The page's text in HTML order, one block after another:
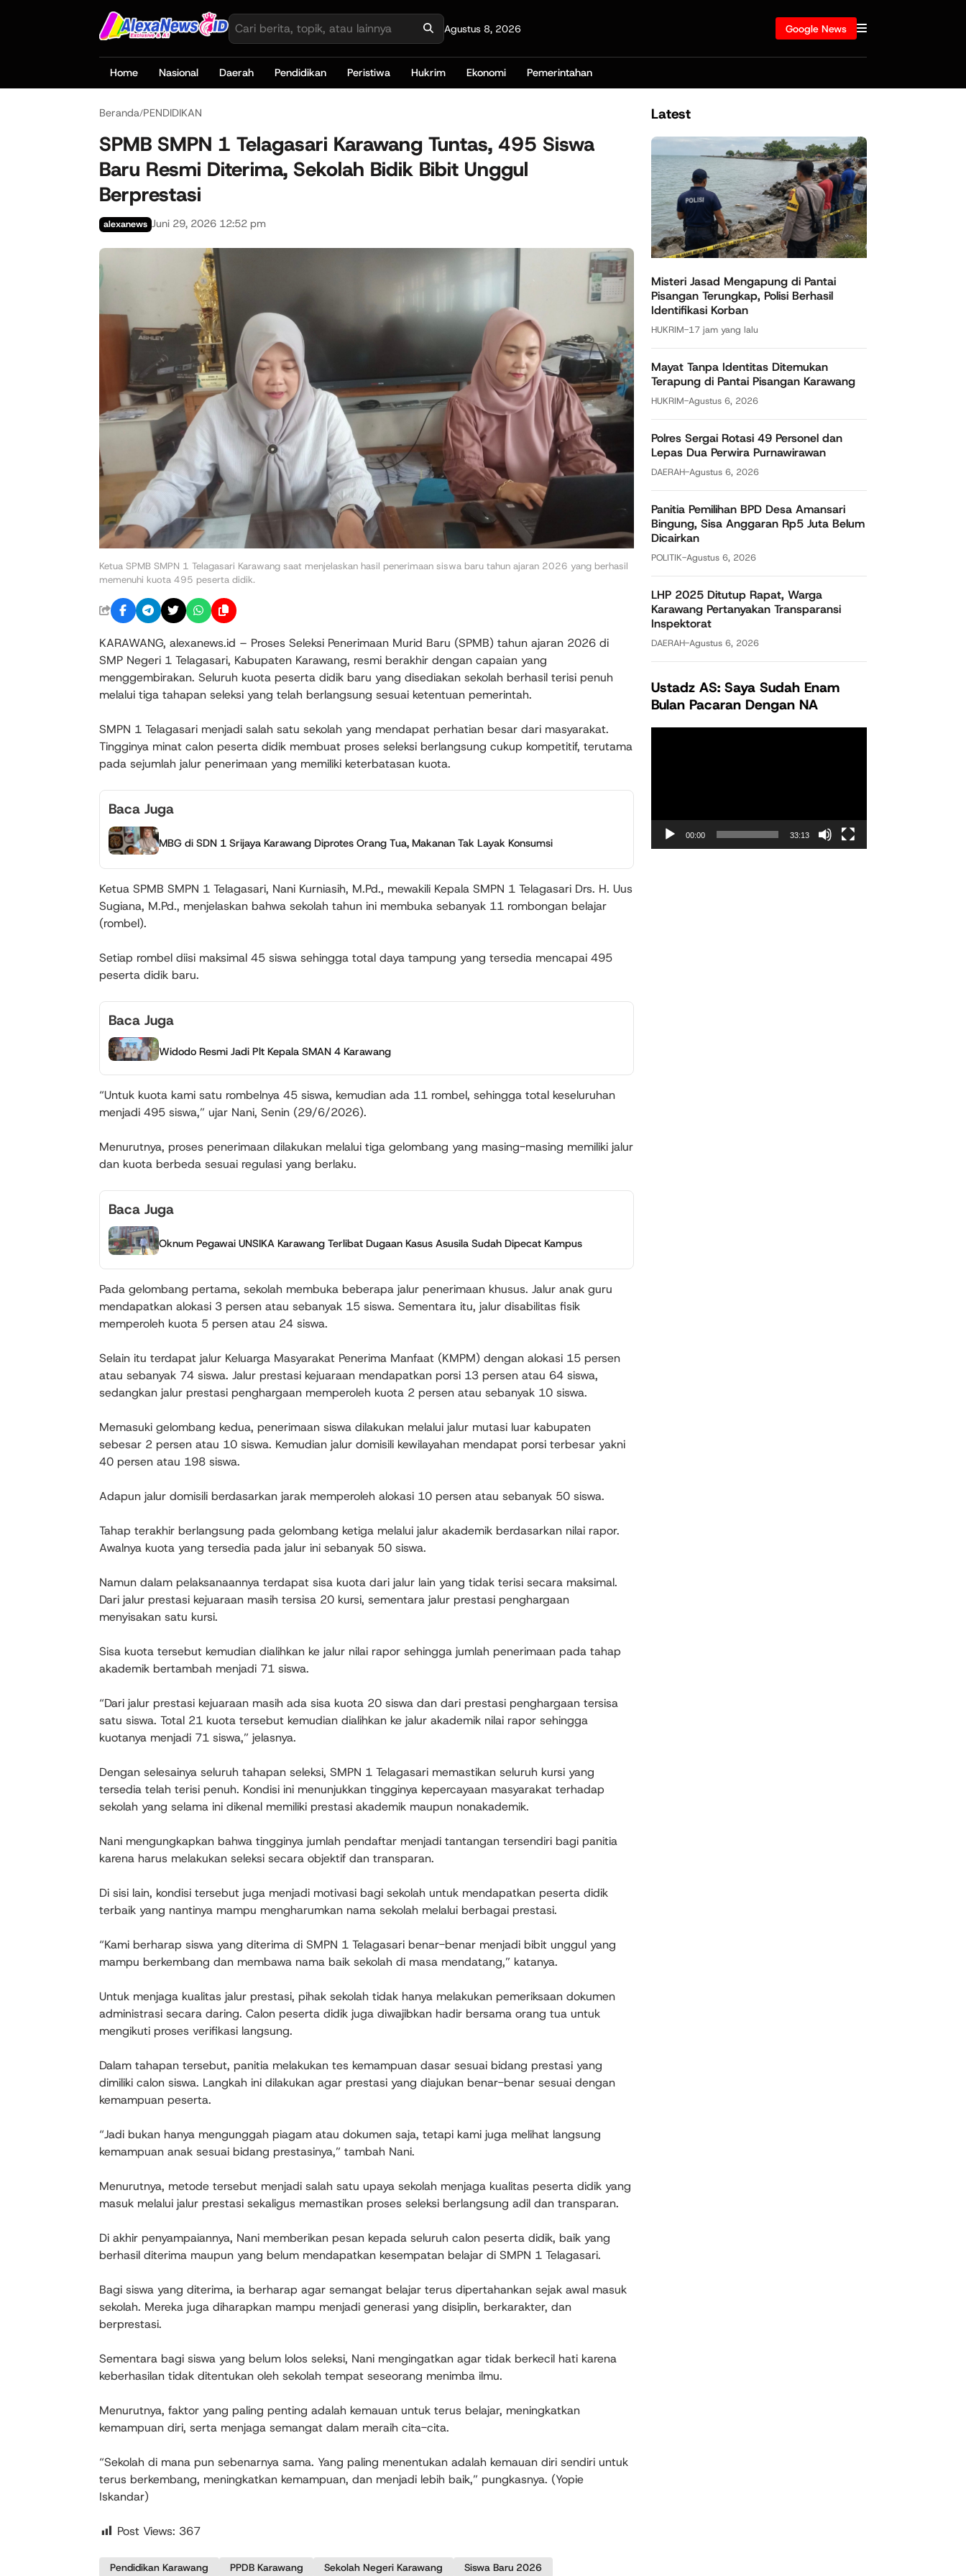
Agustus 8, 2026 Google News
Home Nasional Daerah Pendidikan Peristiwa Hukrim Ekonomi Pemerintahan
Beranda/PENDIDIKAN
SPMB SMPN 1 Telagasari Karawang Tuntas, 495 Siswa
Baru Resmi Diterima, Sekolah Bidik Bibit Unggul
Berprestasi
alexanews Juni 29, 2026 12:52 pm
Ketua SPMB SMPN 1 Telagasari Karawang saat menjelaskan hasil penerimaan siswa baru tahun ajaran 2026 yang berhasil
memenuhi kuota 495 peserta didik.
KARAWANG, alexanews.id – Proses Seleksi Penerimaan Murid Baru (SPMB) tahun ajaran 2026 di
SMP Negeri 1 Telagasari, Kabupaten Karawang, resmi berakhir dengan capaian yang
menggembirakan. Seluruh kuota peserta didik baru yang disediakan sekolah berhasil terisi penuh
melalui tiga tahapan seleksi yang telah berlangsung sesuai ketentuan pemerintah.
SMPN 1 Telagasari menjadi salah satu sekolah yang mendapat perhatian besar dari masyarakat.
Tingginya minat calon peserta didik membuat proses seleksi berlangsung cukup kompetitif, terutama
pada sejumlah jalur penerimaan yang memiliki keterbatasan kuota.
Baca Juga
MBG di SDN 1 Srijaya Karawang Diprotes Orang Tua, Makanan Tak Layak Konsumsi
Ketua SPMB SMPN 1 Telagasari, Nani Kurniasih, M.Pd., mewakili Kepala SMPN 1 Telagasari Drs. H. Uus
Sugiana, M.Pd., menjelaskan bahwa sekolah tahun ini membuka sebanyak 11 rombongan belajar
(rombel).
Setiap rombel diisi maksimal 45 siswa sehingga total daya tampung yang tersedia mencapai 495
peserta didik baru.
Baca Juga
Widodo Resmi Jadi Plt Kepala SMAN 4 Karawang
“Untuk kuota kami satu rombelnya 45 siswa, kemudian ada 11 rombel, sehingga total keseluruhan
menjadi 495 siswa,” ujar Nani, Senin (29/6/2026).
Menurutnya, proses penerimaan dilakukan melalui tiga gelombang yang masing-masing memiliki jalur
dan kuota berbeda sesuai regulasi yang berlaku.
Baca Juga
Oknum Pegawai UNSIKA Karawang Terlibat Dugaan Kasus Asusila Sudah Dipecat Kampus
Pada gelombang pertama, sekolah membuka beberapa jalur penerimaan khusus. Jalur anak guru
mendapatkan alokasi 3 persen atau sebanyak 15 siswa. Sementara itu, jalur disabilitas fisik
memperoleh kuota 5 persen atau 24 siswa.
Selain itu terdapat jalur Keluarga Masyarakat Penerima Manfaat (KMPM) dengan alokasi 15 persen
atau sebanyak 74 siswa. Jalur prestasi kejuaraan mendapatkan porsi 13 persen atau 64 siswa,
sedangkan jalur prestasi penghargaan memperoleh kuota 2 persen atau sebanyak 10 siswa.
Memasuki gelombang kedua, penerimaan siswa dilakukan melalui jalur mutasi luar kabupaten
sebesar 2 persen atau 10 siswa. Kemudian jalur domisili kewilayahan mendapat porsi terbesar yakni
40 persen atau 198 siswa.
Adapun jalur domisili berdasarkan jarak memperoleh alokasi 10 persen atau sebanyak 50 siswa.
Tahap terakhir berlangsung pada gelombang ketiga melalui jalur akademik berdasarkan nilai rapor.
Awalnya kuota yang tersedia pada jalur ini sebanyak 50 siswa.
Namun dalam pelaksanaannya terdapat sisa kuota dari jalur lain yang tidak terisi secara maksimal.
Dari jalur prestasi kejuaraan masih tersisa 20 kursi, sementara jalur prestasi penghargaan
menyisakan satu kursi.
Sisa kuota tersebut kemudian dialihkan ke jalur nilai rapor sehingga jumlah penerimaan pada tahap
akademik bertambah menjadi 71 siswa.
“Dari jalur prestasi kejuaraan masih ada sisa kuota 20 siswa dan dari prestasi penghargaan tersisa
satu siswa. Total 21 kuota tersebut kemudian dialihkan ke jalur akademik nilai rapor sehingga
kuotanya menjadi 71 siswa,” jelasnya.
Dengan selesainya seluruh tahapan seleksi, SMPN 1 Telagasari memastikan seluruh kursi yang
tersedia telah terisi penuh. Kondisi ini menunjukkan tingginya kepercayaan masyarakat terhadap
sekolah yang selama ini dikenal memiliki prestasi akademik maupun nonakademik.
Nani mengungkapkan bahwa tingginya jumlah pendaftar menjadi tantangan tersendiri bagi panitia
karena harus melakukan seleksi secara objektif dan transparan.
Di sisi lain, kondisi tersebut juga menjadi motivasi bagi sekolah untuk mendapatkan peserta didik
terbaik yang nantinya mampu mengharumkan nama sekolah melalui berbagai prestasi.
“Kami berharap siswa yang diterima di SMPN 1 Telagasari benar-benar menjadi bibit unggul yang
mampu berkembang dan membawa nama baik sekolah di masa mendatang,” katanya.
Untuk menjaga kualitas jalur prestasi, pihak sekolah tidak hanya melakukan pemeriksaan dokumen
administrasi secara daring. Calon peserta didik juga diwajibkan hadir bersama orang tua untuk
mengikuti proses verifikasi langsung.
Dalam tahapan tersebut, panitia melakukan tes kemampuan dasar sesuai bidang prestasi yang
dimiliki calon siswa. Langkah ini dilakukan agar prestasi yang diajukan benar-benar sesuai dengan
kemampuan peserta.
“Jadi bukan hanya mengunggah piagam atau dokumen saja, tetapi kami juga melihat langsung
kemampuan anak sesuai bidang prestasinya,” tambah Nani.
Menurutnya, metode tersebut menjadi salah satu upaya sekolah menjaga kualitas peserta didik yang
masuk melalui jalur prestasi sekaligus memastikan proses seleksi berlangsung adil dan transparan.
Di akhir penyampaiannya, Nani memberikan pesan kepada seluruh calon peserta didik, baik yang
berhasil diterima maupun yang belum mendapatkan kesempatan belajar di SMPN 1 Telagasari.
Bagi siswa yang diterima, ia berharap agar semangat belajar terus dipertahankan sejak awal masuk
sekolah. Mereka juga diharapkan mampu menjadi generasi yang disiplin, berkarakter, dan
berprestasi.
Sementara bagi siswa yang belum lolos seleksi, Nani mengingatkan agar tidak berkecil hati karena
keberhasilan tidak ditentukan oleh sekolah tempat seseorang menimba ilmu.
Menurutnya, faktor yang paling penting adalah kemauan untuk terus belajar, meningkatkan
kemampuan diri, serta menjaga semangat dalam meraih cita-cita.
“Sekolah di mana pun sebenarnya sama. Yang paling menentukan adalah kemauan diri sendiri untuk
terus berkembang, meningkatkan kemampuan, dan menjadi lebih baik,” pungkasnya. (Yopie
Iskandar)
Post Views: 367
Pendidikan Karawang PPDB Karawang Sekolah Negeri Karawang Siswa Baru 2026
Latest
Misteri Jasad Mengapung di Pantai
Pisangan Terungkap, Polisi Berhasil
Identifikasi Korban
HUKRIM-17 jam yang lalu
Mayat Tanpa Identitas Ditemukan
Terapung di Pantai Pisangan Karawang
HUKRIM-Agustus 6, 2026
Polres Sergai Rotasi 49 Personel dan
Lepas Dua Perwira Purnawirawan
DAERAH-Agustus 6, 2026
Panitia Pemilihan BPD Desa Amansari
Bingung, Sisa Anggaran Rp5 Juta Belum
Dicairkan
POLITIK-Agustus 6, 2026
LHP 2025 Ditutup Rapat, Warga
Karawang Pertanyakan Transparansi
Inspektorat
DAERAH-Agustus 6, 2026
Ustadz AS: Saya Sudah Enam
Bulan Pacaran Dengan NA
00:00 33:13